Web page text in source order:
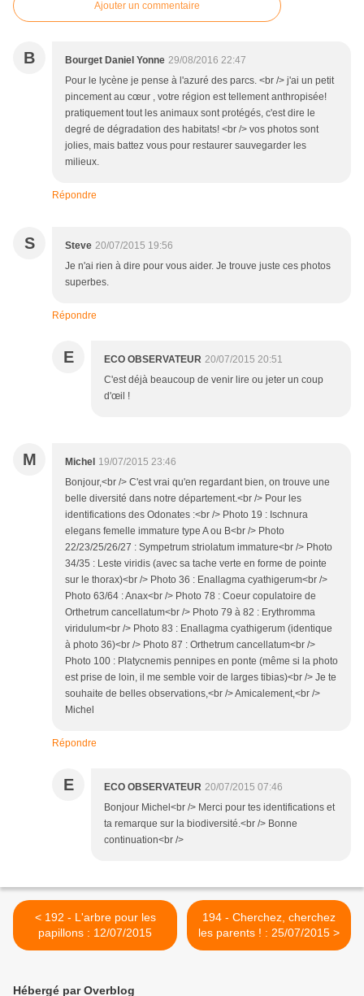
Ajouter un commentaire
B Bourget Daniel Yonne 29/08/2016 22:47
Pour le lycène je pense à l'azuré des parcs. <br /> j'ai un petit
pincement au cœur , votre région est tellement anthropisée!
pratiquement tout les animaux sont protégés, c'est dire le
degré de dégradation des habitats! <br /> vos photos sont
jolies, mais battez vous pour restaurer sauvegarder les
milieux.
Répondre
S Steve 20/07/2015 19:56
Je n'ai rien à dire pour vous aider. Je trouve juste ces photos
superbes.
Répondre
E ECO OBSERVATEUR 20/07/2015 20:51
C'est déjà beaucoup de venir lire ou jeter un coup
d'œil !
M Michel 19/07/2015 23:46
Bonjour,<br /> C'est vrai qu'en regardant bien, on trouve une
belle diversité dans notre département.<br /> Pour les
identifications des Odonates :<br /> Photo 19 : Ischnura
elegans femelle immature type A ou B<br /> Photo
22/23/25/26/27 : Sympetrum striolatum immature<br /> Photo
34/35 : Leste viridis (avec sa tache verte en forme de pointe
sur le thorax)<br /> Photo 36 : Enallagma cyathigerum<br />
Photo 63/64 : Anax<br /> Photo 78 : Coeur copulatoire de
Orthetrum cancellatum<br /> Photo 79 à 82 : Erythromma
viridulum<br /> Photo 83 : Enallagma cyathigerum (identique
à photo 36)<br /> Photo 87 : Orthetrum cancellatum<br />
Photo 100 : Platycnemis pennipes en ponte (même si la photo
est prise de loin, il me semble voir de larges tibias)<br /> Je te
souhaite de belles observations,<br /> Amicalement,<br />
Michel
Répondre
E ECO OBSERVATEUR 20/07/2015 07:46
Bonjour Michel<br /> Merci pour tes identifications et
ta remarque sur la biodiversité.<br /> Bonne
continuation<br />
< 192 - L'arbre pour les
papillons : 12/07/2015
194 - Cherchez, cherchez
les parents ! : 25/07/2015 >
Hébergé par Overblog